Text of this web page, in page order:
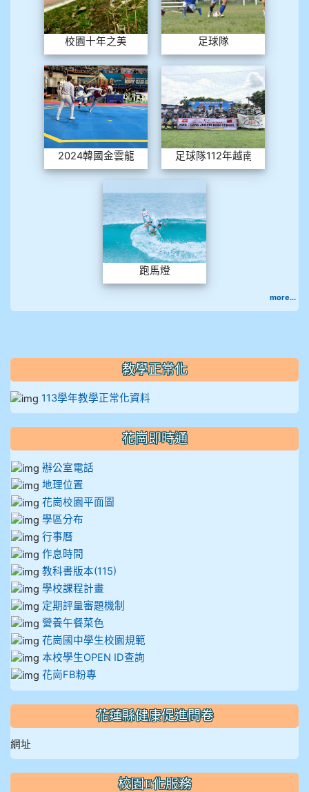
校園十年之美 足球隊
2024韓國金雲龍公開賽
2024韓國金雲龍公開賽 足球隊112年越南河內交流
跑馬燈
more...
教學正常化
113學年教學正常化資料
花崗即時通
辦公室電話
地理位置
花崗校園平面圖
學區分布
行事曆
作息時間
教科書版本(115)
學校課程計畫
定期評量審題機制
營養午餐菜色
花崗國中學生校園規範
本校學生OPEN ID查詢
花崗FB粉專
花蓮縣健康促進問卷
網址
校園E化服務